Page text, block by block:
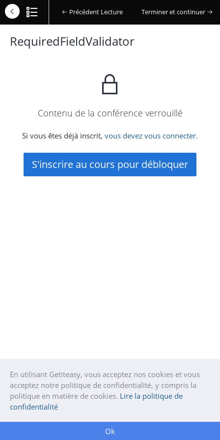
Précédent Lecture Terminer et continuer
RequiredFieldValidator
Contenu de la conférence verrouillé
Si vous êtes déjà inscrit, vous devez vous connecter.
S'inscrire au cours pour débloquer
En utilisant Getiteasy, vous acceptez nos cookies et vous
acceptez notre politique de confidentialité, y compris la
politique en matière de cookies. Lire la politique de
confidentialité
Ok